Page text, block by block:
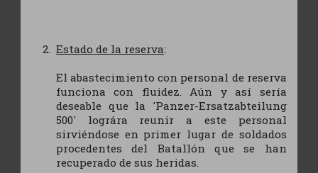
Estado de la reserva:
El abastecimiento con personal de reserva
funciona con fluidez. Aún y así sería
deseable que la 'Panzer-Ersatzabteilung
500' lográra reunir a este personal
sirviéndose en primer lugar de soldados
procedentes del Batallón que se han
recuperado de sus heridas.